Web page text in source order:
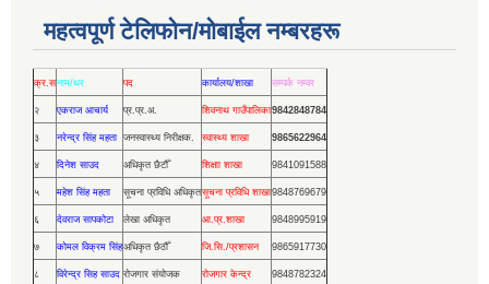
महत्वपूर्ण टेलिफोन/मोबाईल नम्बरहरू
क्र.सनाम/थर पद कार्यालय/शाखा सम्पर्क नम्वर
२ एकराज आचार्य प्र.प्र.अ. शिवनाथ गाउँपालिका9842848784
३ नरेन्द्र सिंह महता जनस्वास्थ्य निरीक्षक. स्वास्थ्य शाखा 9865622964
४ दिनेश साउद अधिकृत छैटौँ शिक्षाा शाखा 9841091588
५ महेश सिंह महता सूचना प्रविधि अधिकृतसूचना प्रविधि शाखा9848769679
६ देवराज सापकोटा लेखा अधिकृत आ.प्र.शाखा 9848995919
७ कोमल विक्रम सिंहअधिकृत छैठौँ जि.सि./प्रशासन 9865917730
८ विरेन्द्र सिह साउद रोजगार संयोजक रोजगार केन्द्र 9848782324